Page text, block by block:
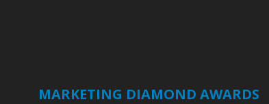
MARKETING DIAMOND AWARDS